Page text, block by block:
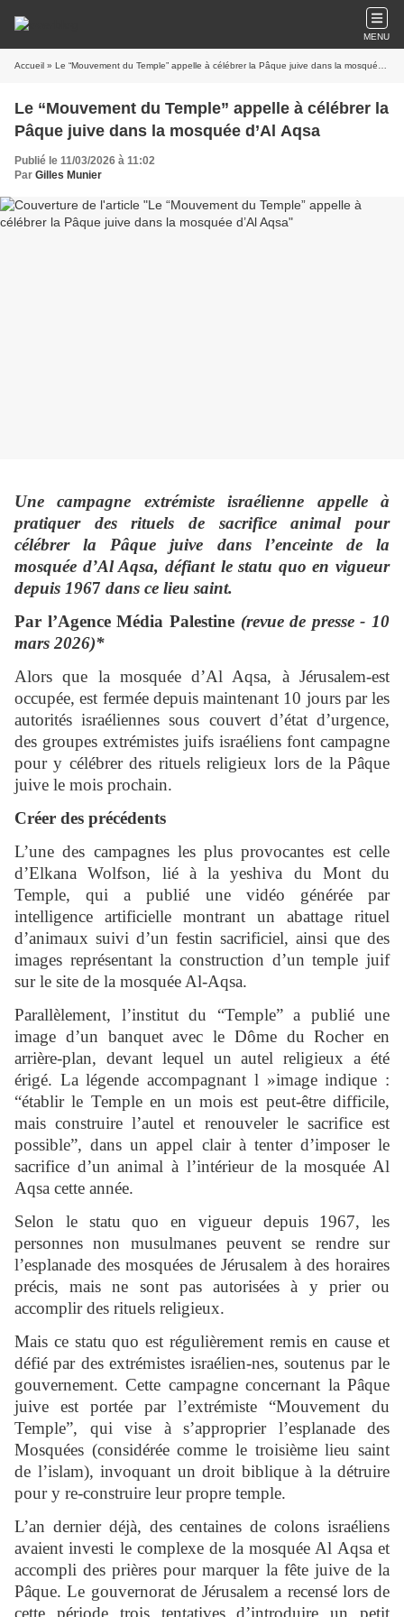
MENU
Accueil » Le “Mouvement du Temple” appelle à célébrer la Pâque juive dans la mosquée d’Al Aqsa
Le “Mouvement du Temple” appelle à célébrer la
Pâque juive dans la mosquée d’Al Aqsa
Publié le 11/03/2026 à 11:02
Par Gilles Munier
Une campagne extrémiste israélienne appelle à
pratiquer des rituels de sacrifice animal pour
célébrer la Pâque juive dans l’enceinte de la
mosquée d’Al Aqsa, défiant le statu quo en vigueur
depuis 1967 dans ce lieu saint.
Par l’Agence Média Palestine(revue de presse - 10
mars 2026)*
Alors que la mosquée d’Al Aqsa, à Jérusalem-est
occupée, est fermée depuis maintenant 10 jours par les
autorités israéliennes sous couvert d’état d’urgence,
des groupes extrémistes juifs israéliens font campagne
pour y célébrer des rituels religieux lors de la Pâque
juive le mois prochain.
Créer des précédents
L’une des campagnes les plus provocantes est celle
d’Elkana Wolfson, lié à la yeshiva du Mont du
Temple, qui a publié une vidéo générée par
intelligence artificielle montrant un abattage rituel
d’animaux suivi d’un festin sacrificiel, ainsi que des
images représentant la construction d’un temple juif
sur le site de la mosquée Al-Aqsa.
Parallèlement, l’institut du “Temple” a publié une
image d’un banquet avec le Dôme du Rocher en
arrière-plan, devant lequel un autel religieux a été
érigé. La légende accompagnant l »image indique :
“établir le Temple en un mois est peut-être difficile,
mais construire l’autel et renouveler le sacrifice est
possible”, dans un appel clair à tenter d’imposer le
sacrifice d’un animal à l’intérieur de la mosquée Al
Aqsa cette année.
Selon le statu quo en vigueur depuis 1967, les
personnes non musulmanes peuvent se rendre sur
l’esplanade des mosquées de Jérusalem à des horaires
précis, mais ne sont pas autorisées à y prier ou
accomplir des rituels religieux.
Mais ce statu quo est régulièrement remis en cause et
défié par des extrémistes israélien-nes, soutenus par le
gouvernement. Cette campagne concernant la Pâque
juive est portée par l’extrémiste “Mouvement du
Temple”, qui vise à s’approprier l’esplanade des
Mosquées (considérée comme le troisième lieu saint
de l’islam), invoquant un droit biblique à la détruire
pour y re-construire leur propre temple.
L’an dernier déjà, des centaines de colons israéliens
avaient investi le complexe de la mosquée Al Aqsa et
accompli des prières pour marquer la fête juive de la
Pâque. Le gouvernorat de Jérusalem a recensé lors de
cette période trois tentatives d’introduire un petit